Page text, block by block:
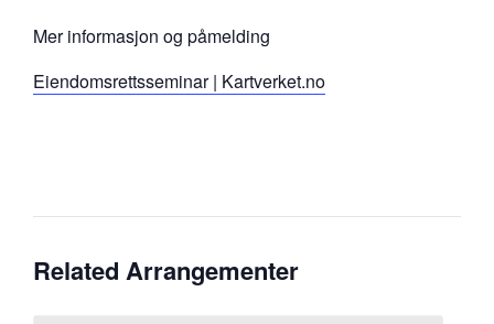
Mer informasjon og påmelding
Eiendomsrettsseminar | Kartverket.no
Related Arrangementer